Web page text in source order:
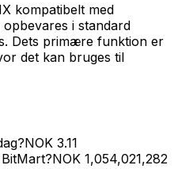
kompatibelt med
i standard
Dets primære funktion er
det kan bruges til
NOK 3.11
NOK 1,054,021,282